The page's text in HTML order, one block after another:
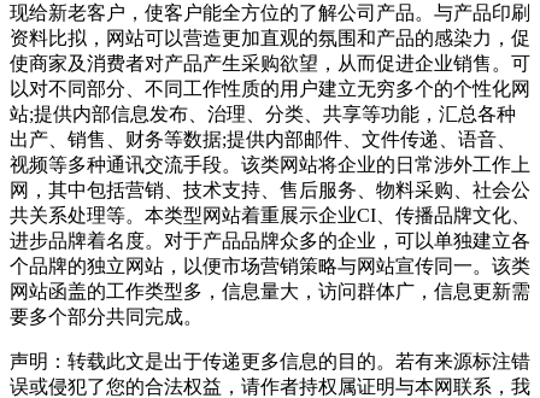
现给新老客户，使客户能全方位的了解公司产品。与产品印刷
资料比拟，网站可以营造更加直观的氛围和产品的感染力，促
使商家及消费者对产品产生采购欲望，从而促进企业销售。可
以对不同部分、不同工作性质的用户建立无穷多个的个性化网
站;提供内部信息发布、治理、分类、共享等功能，汇总各种
出产、销售、财务等数据;提供内部邮件、文件传递、语音、
视频等多种通讯交流手段。该类网站将企业的日常涉外工作上
网，其中包括营销、技术支持、售后服务、物料采购、社会公
共关系处理等。本类型网站着重展示企业CI、传播品牌文化、
进步品牌着名度。对于产品品牌众多的企业，可以单独建立各
个品牌的独立网站，以便市场营销策略与网站宣传同一。该类
网站函盖的工作类型多，信息量大，访问群体广，信息更新需
要多个部分共同完成。
声明：转载此文是出于传递更多信息的目的。若有来源标注错
误或侵犯了您的合法权益，请作者持权属证明与本网联系，我